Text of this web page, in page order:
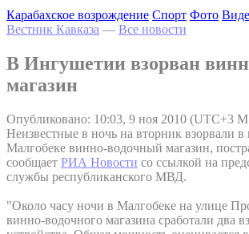
Карабахское возрождение Спорт Фото
Вестник Кавказа — Все новости
В Ингушетии взорван
магазин
Опубликовано: 10:03, 9 ноя 2010 (UTC+3
Неизвестные в ночь на вторник взорвали
Малгобеке винно-водочный магазин,
сообщает РИА Новости со ссылкой на
службы республиканского МВД.
"Около часу ночи в Малгобеке на улице
винно-водочного магазина сработали два